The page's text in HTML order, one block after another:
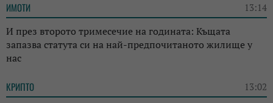
ИМОТИ 13:14
И през второто тримесечие на годината: Къщата
запазва статута си на най-предпочитаното жилище у
нас
КРИПТО 13:02